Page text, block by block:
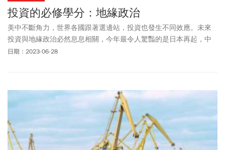
投資的必修學分：地緣政治
美中不斷角力，世界各國跟著選邊站，投資也發生不同效應。未來
投資與地緣政治必然息息相關，今年最令人驚豔的是日本再起，中
國則陷入通縮，若俄烏戰爭結束，東歐將成熱錢關注的新熱區。
日期：2023-06-28